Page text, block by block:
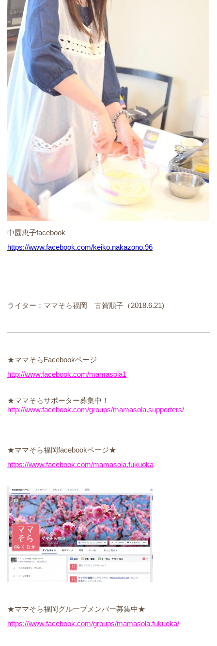
中園恵子facebook
https://www.facebook.com/keiko.nakazono.96
ライター：ママそら福岡 古賀順子（2018.6.21)
★ママそらFacebookページ
http://www.facebook.com/mamasola1
★ママそらサポーター募集中！
http://www.facebook.com/groups/mamasola.supporters/
★ママそら福岡facebookページ★
https://www.facebook.com/mamasola.fukuoka
★ママそら福岡グループメンバー募集中★
https://www.facebook.com/groups/mamasola.fukuoka/